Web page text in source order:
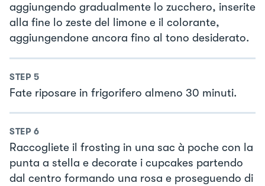
aggiungendo gradualmente lo zucchero, inserite
alla fine lo zeste del limone e il colorante,
aggiungendone ancora fino al tono desiderato.
STEP 5
Fate riposare in frigorifero almeno 30 minuti.
STEP 6
Raccogliete il frosting in una sac à poche con la
punta a stella e decorate i cupcakes partendo
dal centro formando una rosa e proseguendo di